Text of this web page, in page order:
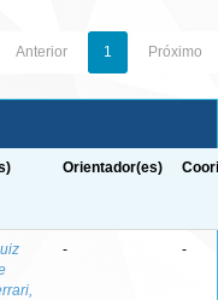
Anterior 1 Próximo
Orientador(es)
- -